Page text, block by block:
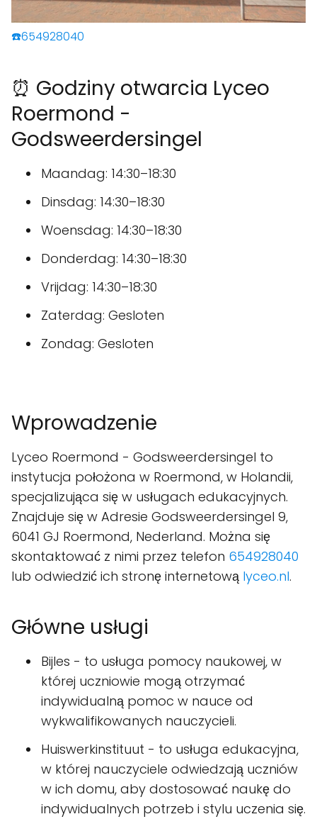
☎️654928040
⏰ Godziny otwarcia Lyceo
Roermond -
Godsweerdersingel
Maandag: 14:30–18:30
Dinsdag: 14:30–18:30
Woensdag: 14:30–18:30
Donderdag: 14:30–18:30
Vrijdag: 14:30–18:30
Zaterdag: Gesloten
Zondag: Gesloten
Wprowadzenie
Lyceo Roermond - Godsweerdersingel to
instytucja położona w Roermond, w Holandii,
specjalizująca się w usługach edukacyjnych.
Znajduje się w Adresie Godsweerdersingel 9,
6041 GJ Roermond, Nederland. Można się
skontaktować z nimi przez telefon 654928040
lub odwiedzić ich stronę internetową lyceo.nl.
Główne usługi
Bijles - to usługa pomocy naukowej, w
której uczniowie mogą otrzymać
indywidualną pomoc w nauce od
wykwalifikowanych nauczycieli.
Huiswerkinstituut - to usługa edukacyjna,
w której nauczyciele odwiedzają uczniów
w ich domu, aby dostosować naukę do
indywidualnych potrzeb i stylu uczenia się.